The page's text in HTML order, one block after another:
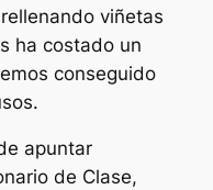
viñetas
ha costado un
conseguido
apuntar
de Clase,